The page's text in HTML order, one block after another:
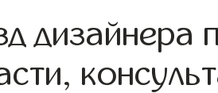
дизайнера